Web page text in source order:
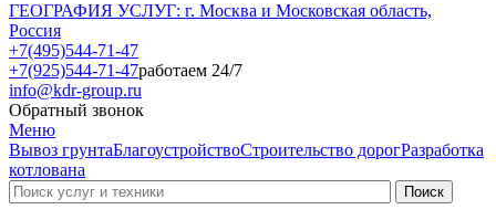
ГЕОГРАФИЯ УСЛУГ: г. Москва и Московская область,
Россия
+7(495)544-71-47
+7(925)544-71-47работаем 24/7
info@kdr-group.ru
Обратный звонок
Меню
Вывоз грунтаБлагоустройствоСтроительство дорогРазработка
котлована